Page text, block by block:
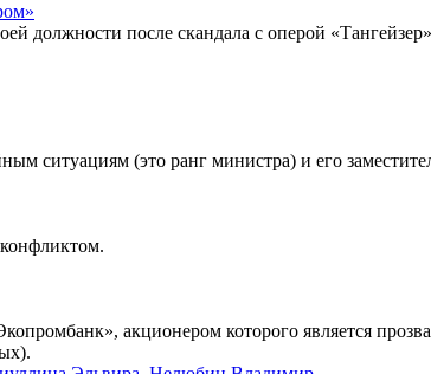
должности после скандала с оперой
ситуациям (это ранг министра) и его
акционером которого является